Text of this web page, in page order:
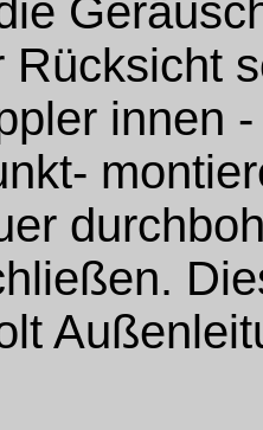
Rücksicht
innen